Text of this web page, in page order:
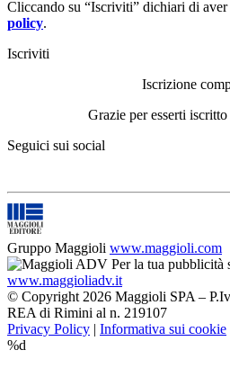
Cliccando su “Iscriviti” dichiari di aver
policy.
Iscriviti
Iscrizione
Grazie per esserti
Seguici sui social
Gruppo Maggioli www.maggioli.com
Per la tua pubblicità
www.maggioliadv.it
© Copyright 2026 Maggioli SPA –
REA di Rimini al n. 219107
Privacy Policy | Informativa sui cookie
%d